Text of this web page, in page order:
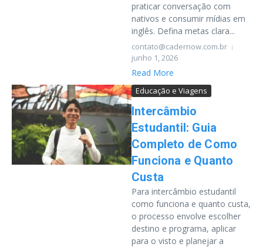
praticar conversação com
nativos e consumir mídias em
inglês. Defina metas clara...
contato@cadernow.com.br
junho 1, 2026
Read More
Educação e Viagens
Intercâmbio
Estudantil: Guia
Completo de Como
Funciona e Quanto
Custa
Para intercâmbio estudantil
como funciona e quanto custa,
o processo envolve escolher
destino e programa, aplicar
para o visto e planejar a